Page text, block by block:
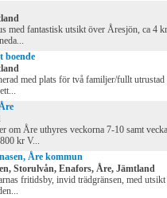
med fantastisk utsikt över Åresjön, ca 4
boende
med plats för två familjer/fullt utrustad
om Åre uthyres veckorna 7-10 samt vecka
kr V...
Åre kommun
Storulvån, Enafors, Åre, Jämtland
fritidsby, invid trädgränsen, med utsikt